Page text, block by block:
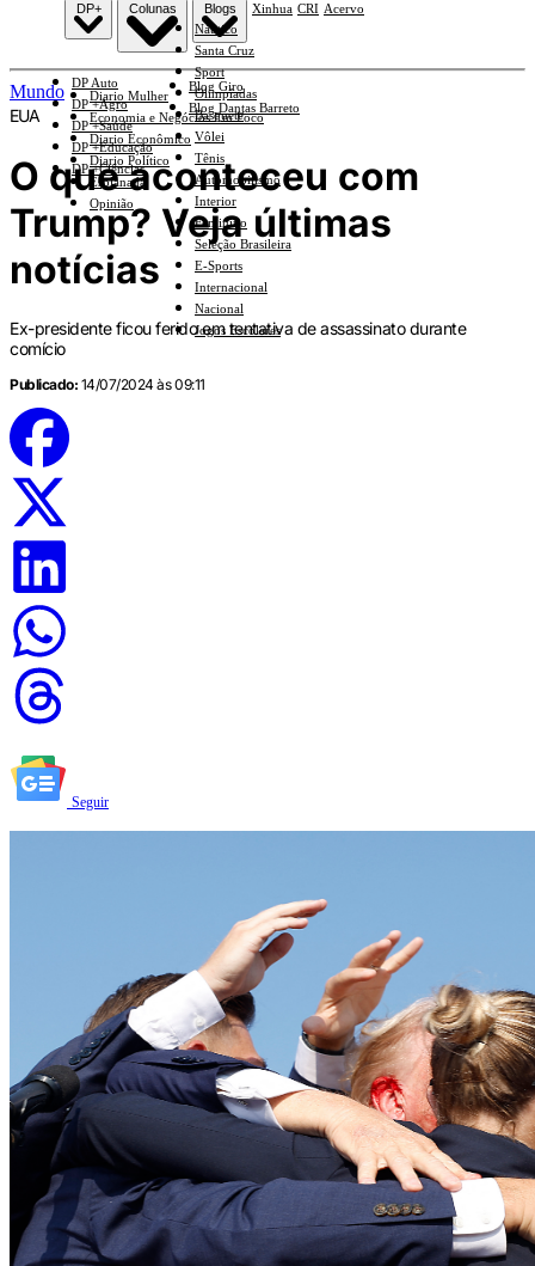
Náutico
Santa Cruz
Sport
Olimpíadas
Basquete
Vôlei
Tênis
Automobilismo
Interior
Feminino
Seleção Brasileira
E-Sports
Internacional
Nacional
Jogos Escolares
DP+
DP Auto
DP +Agro
DP +Saúde
DP +Educação
DP +Ciências
Colunas
Diario Mulher
Economia e Negócios Em Foco
Diario Econômico
Diario Político
Esplanada
Opinião
Blogs
Blog Giro
Blog Dantas Barreto
Xinhua CRI Acervo
Mundo
EUA
O que aconteceu com
Trump? Veja últimas
notícias
Ex-presidente ficou ferido em tentativa de assassinato durante
comício
Publicado: 14/07/2024 às 09:11
Seguir